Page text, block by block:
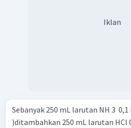
Iklan
Sebanyak 250 mL larutan NH 3 ​ 0,1
)ditambahkan 250 mL larutan HCl 0,05 M. a.